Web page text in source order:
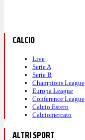
CALCIO
Live
Serie A
Serie B
Champions League
Europa League
Conference League
Calcio Estero
Calciomercato
ALTRI SPORT